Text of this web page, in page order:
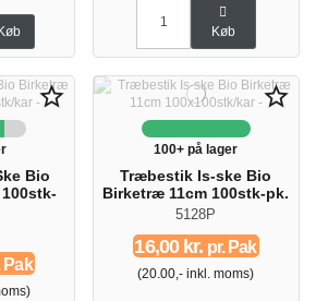
Køb Køb
star_border
Bio
Pak
star_border
100+ på lager
Træbestik Is-ske Bio
Birketræ 11cm 100stk-pk.
5128P
16,00 kr. pr. Pak
(20.00,- inkl. moms)